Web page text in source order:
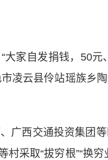
家自发捐钱，50元
凌云县伶站瑶族乡
西交通投资集团等
采取“拔穷根”“换穷